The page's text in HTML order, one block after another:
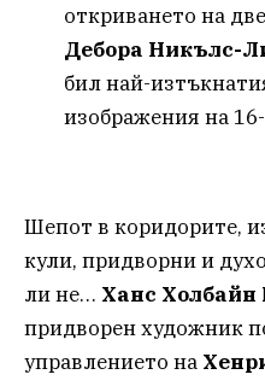
откриването на
Дебора Никълс-
бил най-
изображения на
Шепот в коридорите,
кули, придворни и
ли не… Ханс Холбайн
придворен художник
управлението на